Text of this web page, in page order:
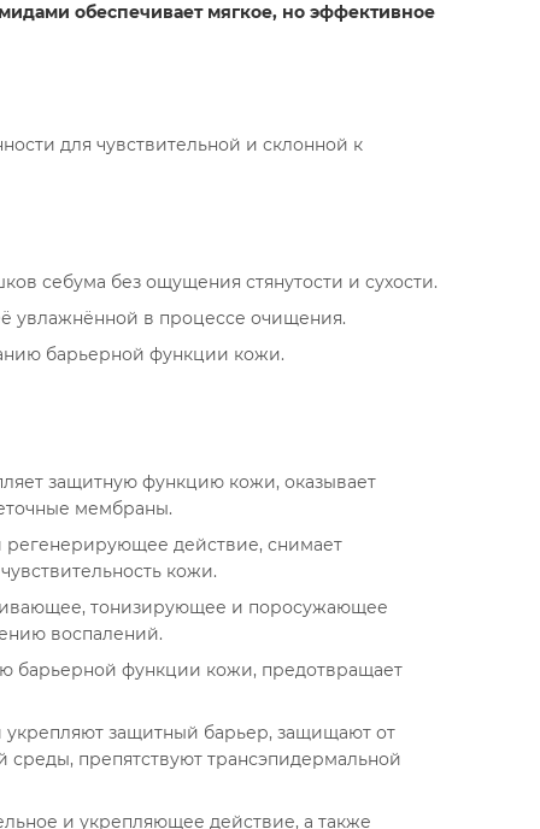
обеспечивает мягкое, но эффективное
для чувствительной и склонной к
себума без ощущения стянутости и сухости.
увлажнённой в процессе очищения.
барьерной функции кожи.
защитную функцию кожи, оказывает
мембраны.
регенерирующее действие, снимает
кожи.
тонизирующее и поросужающее
воспалений.
барьерной функции кожи, предотвращает
защитный барьер, защищают от
препятствуют трансэпидермальной
и укрепляющее действие, а также